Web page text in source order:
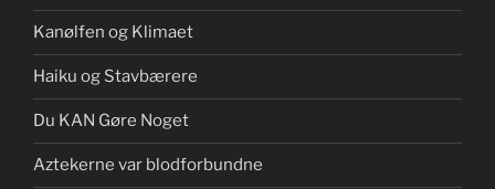
Kanølfen og Klimaet
Haiku og Stavbærere
Du KAN Gøre Noget
Aztekerne var blodforbundne